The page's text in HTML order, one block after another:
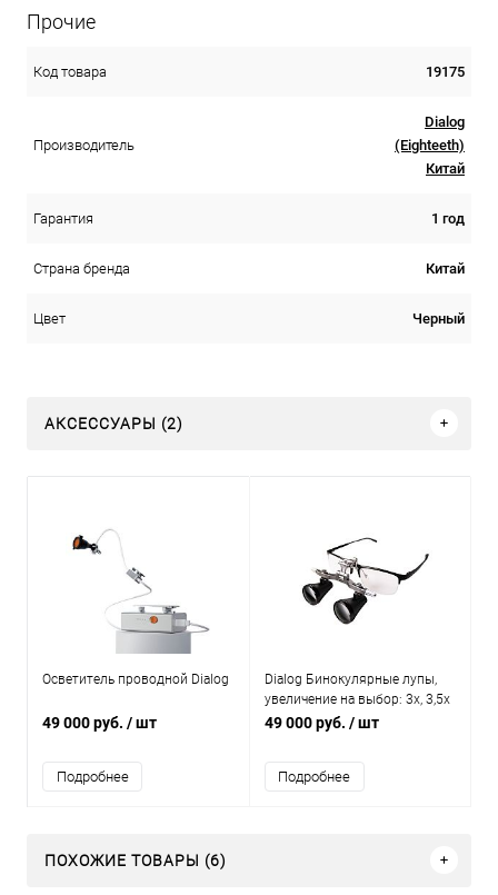
Прочие
Код товара 19175
Производитель
Dialog
(Eighteeth)
Китай
Гарантия 1 год
Страна бренда Китай
Цвет Черный
АКСЕССУАРЫ (2)
Осветитель проводной Dialog
49 000 руб. / шт
Подробнее
Dialog Бинокулярные лупы,
увеличение на выбор: 3x, 3,5x
49 000 руб. / шт
Подробнее
ПОХОЖИЕ ТОВАРЫ (6)